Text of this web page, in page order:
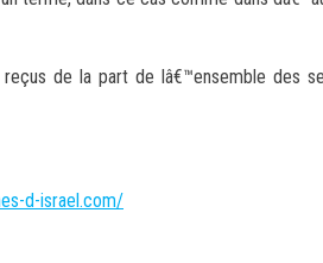
de la part de lâ€™ensemble des
d-israel.com/